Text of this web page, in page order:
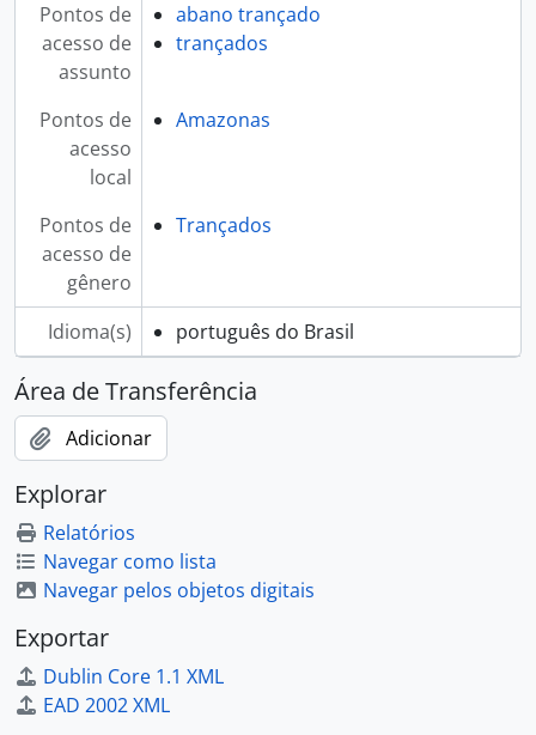
Pontos de
acesso de
assunto
abano trançado
trançados
Pontos de
acesso
local
Amazonas
Pontos de
acesso de
gênero
Trançados
Idioma(s) português do Brasil
Área de Transferência
Adicionar
Explorar
Relatórios
Navegar como lista
Navegar pelos objetos digitais
Exportar
Dublin Core 1.1 XML
EAD 2002 XML